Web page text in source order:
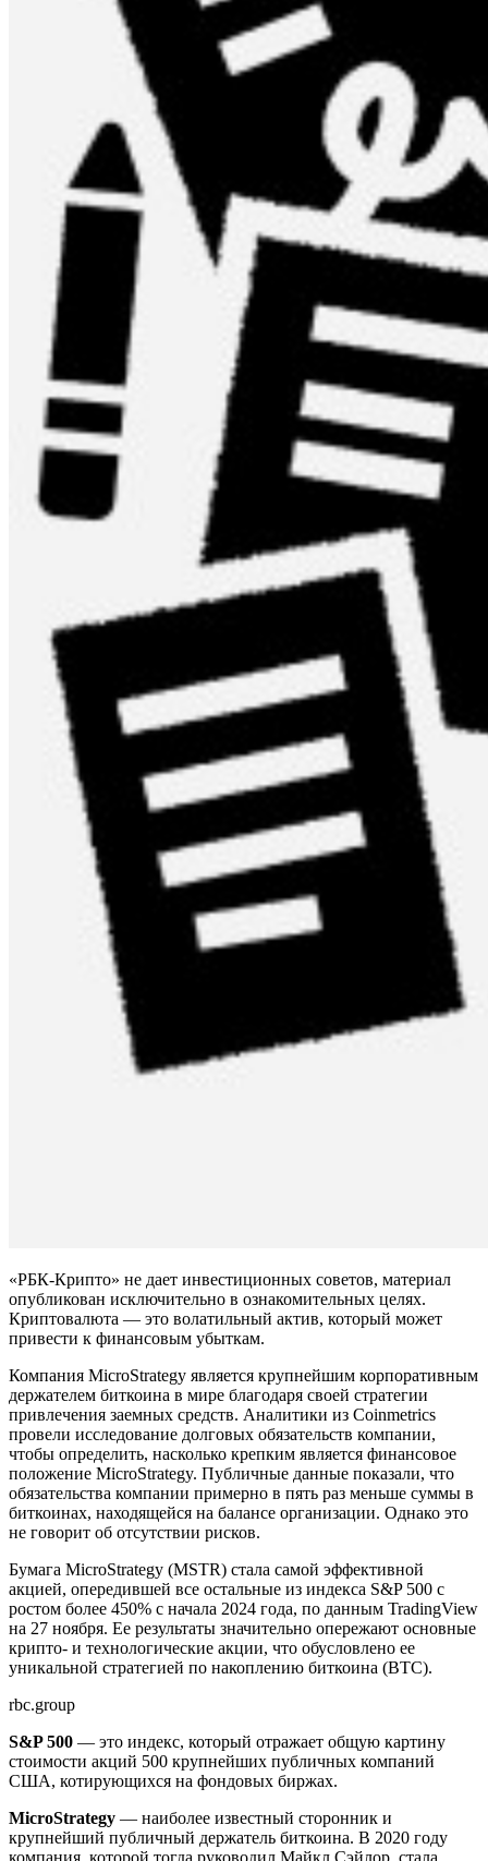
«РБК-Крипто» не дает инвестиционных советов, материал
опубликован исключительно в ознакомительных целях.
Криптовалюта — это волатильный актив, который может
привести к финансовым убыткам.
Компания MicroStrategy является крупнейшим корпоративным
держателем биткоина в мире благодаря своей стратегии
привлечения заемных средств. Аналитики из Coinmetrics
провели исследование долговых обязательств компании,
чтобы определить, насколько крепким является финансовое
положение MicroStrategy. Публичные данные показали, что
обязательства компании примерно в пять раз меньше суммы в
биткоинах, находящейся на балансе организации. Однако это
не говорит об отсутствии рисков.
Бумага MicroStrategy (MSTR) стала самой эффективной
акцией, опередившей все остальные из индекса S&P 500 с
ростом более 450% с начала 2024 года, по данным TradingView
на 27 ноября. Ее результаты значительно опережают основные
крипто- и технологические акции, что обусловлено ее
уникальной стратегией по накоплению биткоина (BTC).
rbc.group
S&P 500 — это индекс, который отражает общую картину
стоимости акций 500 крупнейших публичных компаний
США, котирующихся на фондовых биржах.
MicroStrategy — наиболее известный сторонник и
крупнейший публичный держатель биткоина. В 2020 году